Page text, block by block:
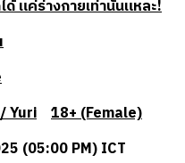
ด้ แค่ร่างกายเท่านั้นแหละ!
Yuri 18+ (Female)
(05:00 PM) ICT